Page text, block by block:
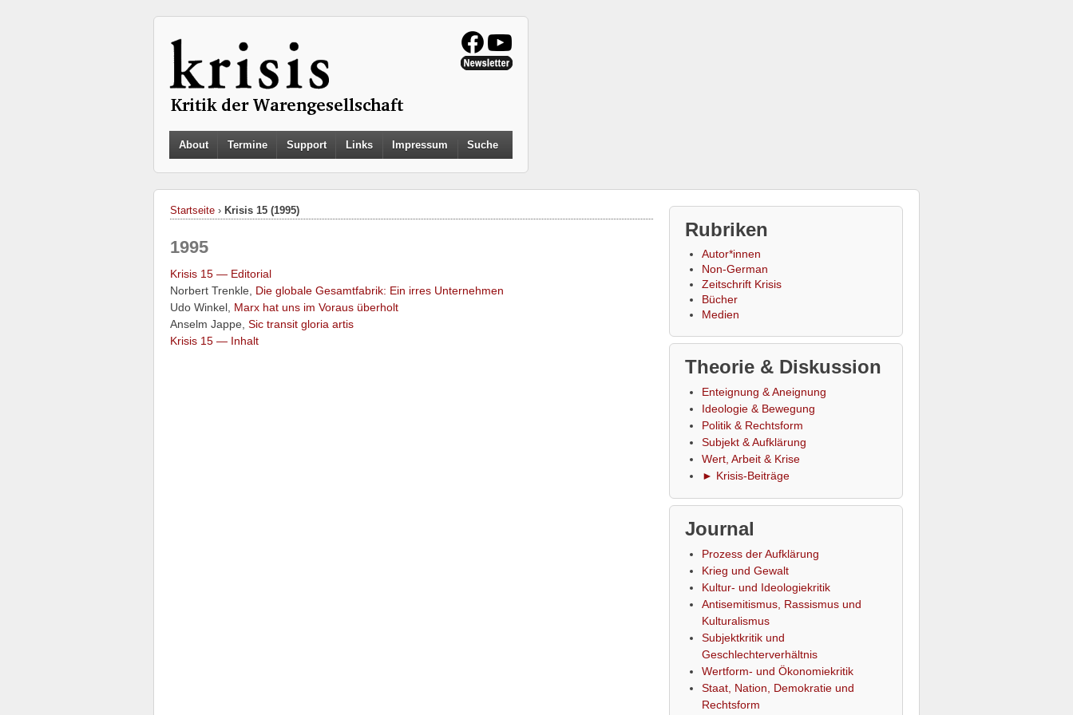
About Termine Support Links Impressum Suche
Startseite › Krisis 15 (1995)
1995
Krisis 15 — Editorial
Norbert Trenkle, Die globale Gesamtfabrik: Ein irres Unternehmen
Udo Winkel, Marx hat uns im Voraus überholt
Anselm Jappe, Sic transit gloria artis
Krisis 15 — Inhalt
Rubriken
Autor*innen
Non-German
Zeitschrift Krisis
Bücher
Medien
Theorie & Diskussion
Enteignung & Aneignung
Ideologie & Bewegung
Politik & Rechtsform
Subjekt & Aufklärung
Wert, Arbeit & Krise
► Krisis-Beiträge
Journal
Prozess der Aufklärung
Krieg und Gewalt
Kultur- und Ideologiekritik
Antisemitismus, Rassismus und
Kulturalismus
Subjektkritik und
Geschlechterverhältnis
Wertform- und Ökonomiekritik
Staat, Nation, Demokratie und
Rechtsform